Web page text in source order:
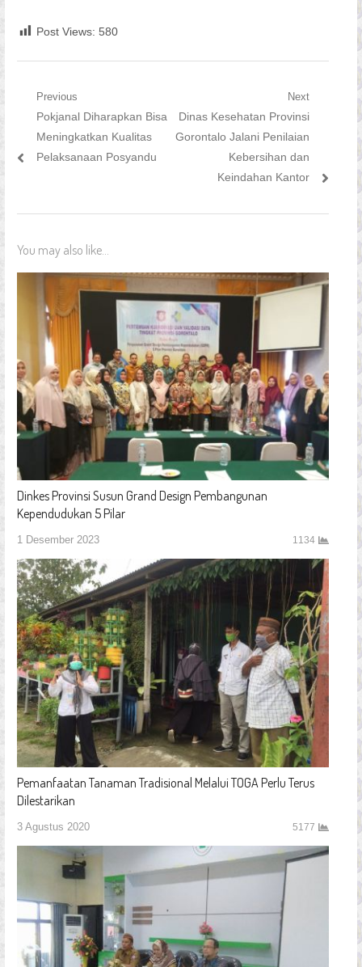
Post Views: 580
Navigasi
pos
Previous
Previous
post:
Pokjanal Diharapkan Bisa
Meningkatkan Kualitas
Pelaksanaan Posyandu
Next
Next
post:
Dinas Kesehatan Provinsi
Gorontalo Jalani Penilaian
Kebersihan dan
Keindahan Kantor
You may also like...
Dinkes Provinsi Susun Grand Design Pembangunan
Kependudukan 5 Pilar
1 Desember 2023 1134
Pemanfaatan Tanaman Tradisional Melalui TOGA Perlu Terus
Dilestarikan
3 Agustus 2020 5177